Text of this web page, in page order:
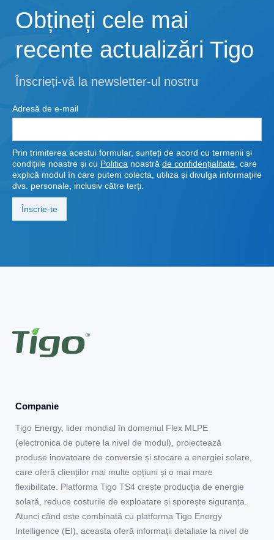
Obțineți cele mai
recente actualizări Tigo
Înscrieți-vă la newsletter-ul nostru
Adresă de e-mail
Prin trimiterea acestui formular, sunteți de acord cu termenii și
condițiile noastre și cu Politica noastră de confidențialitate, care
explică modul în care putem colecta, utiliza și divulga informațiile
dvs. personale, inclusiv către terți.
Companie
Tigo Energy, lider mondial în domeniul Flex MLPE
(electronica de putere la nivel de modul), proiectează
produse inovatoare de conversie și stocare a energiei solare,
care oferă clienților mai multe opțiuni și o mai mare
flexibilitate. Platforma Tigo TS4 crește producția de energie
solară, reduce costurile de exploatare și sporește siguranța.
Atunci când este combinată cu platforma Tigo Energy
Intelligence (EI), aceasta oferă informații detaliate la nivel de